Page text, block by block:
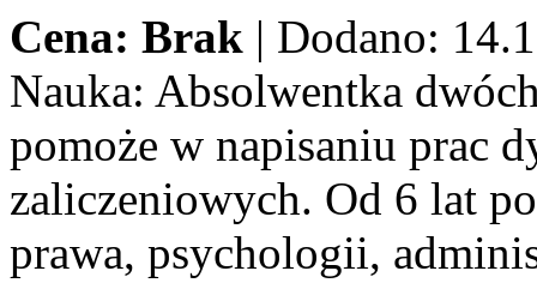
Cena: Brak | Dodano:
Nauka: Absolwentka
pomoże w napisaniu prac
zaliczeniowych. Od 6 lat
prawa, psychologii,